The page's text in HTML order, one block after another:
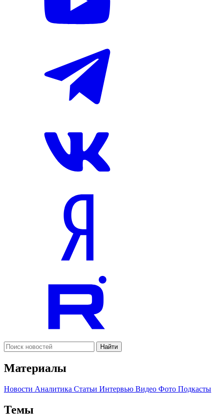
Найти
Материалы
Новости Аналитика Статьи Интервью Видео Фото Подкасты
Темы